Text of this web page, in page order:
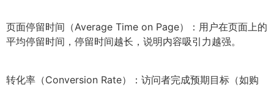
页面停留时间（Average Time on Page）：用户在页面上的
平均停留时间，停留时间越长，说明内容吸引力越强。
转化率（Conversion Rate）：访问者完成预期目标（如购